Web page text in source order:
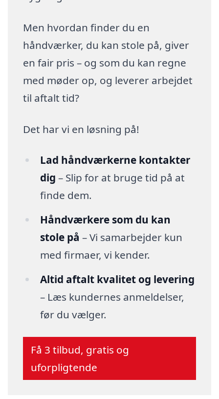
Men hvordan finder du en
håndværker, du kan stole på, giver
en fair pris – og som du kan regne
med møder op, og leverer arbejdet
til aftalt tid?
Det har vi en løsning på!
Lad håndværkerne kontakter
dig – Slip for at bruge tid på at
finde dem.
Håndværkere som du kan
stole på – Vi samarbejder kun
med firmaer, vi kender.
Altid aftalt kvalitet og levering
– Læs kundernes anmeldelser,
før du vælger.
Få 3 tilbud, gratis og
uforpligtende